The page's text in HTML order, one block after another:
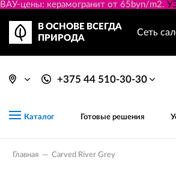
ВАУ-цены: керамогранит от 65byn/m2.
В ОСНОВЕ ВСЕГДА
ПРИРОДА
Сеть
+375 44 510-30-30
Каталог Готовые решения
Главная — Carved River Grey